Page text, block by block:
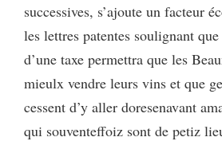
successives, s’ajoute un facteur
les lettres patentes soulignant
d’une taxe permettra que les
mieulx vendre leurs vins et que
cessent d’y aller doresenavant
qui souventeffoiz sont de petiz